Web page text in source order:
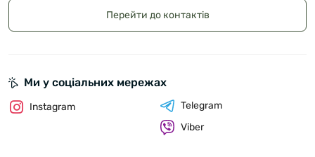
Перейти до контактів
Ми у соціальних мережах
Instagram
Telegram
Viber